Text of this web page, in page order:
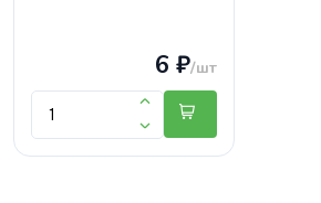
6 ₽/шт